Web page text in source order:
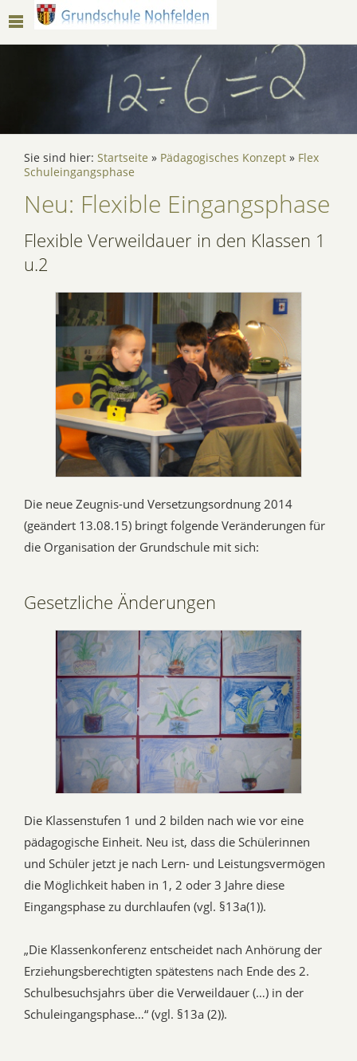
Sie sind hier: Startseite » Pädagogisches Konzept » Flex
Schuleingangsphase
Neu: Flexible Eingangsphase
Flexible Verweildauer in den Klassen 1
u.2
Die neue Zeugnis-und Versetzungsordnung 2014
(geändert 13.08.15) bringt folgende Veränderungen für
die Organisation der Grundschule mit sich:
Gesetzliche Änderungen
Die Klassenstufen 1 und 2 bilden nach wie vor eine
pädagogische Einheit. Neu ist, dass die Schülerinnen
und Schüler jetzt je nach Lern- und Leistungsvermögen
die Möglichkeit haben in 1, 2 oder 3 Jahre diese
Eingangsphase zu durchlaufen (vgl. §13a(1)).
„Die Klassenkonferenz entscheidet nach Anhörung der
Erziehungsberechtigten spätestens nach Ende des 2.
Schulbesuchsjahrs über die Verweildauer (…) in der
Schuleingangsphase…“ (vgl. §13a (2)).